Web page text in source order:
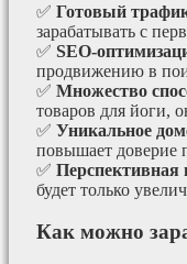
✅ Готовый
зарабатывать с
✅ SEO-
продвижению в
✅ Множество
товаров для йоги,
✅ Уникальное
повышает доверие
✅ Перспективная
будет только
Как можно